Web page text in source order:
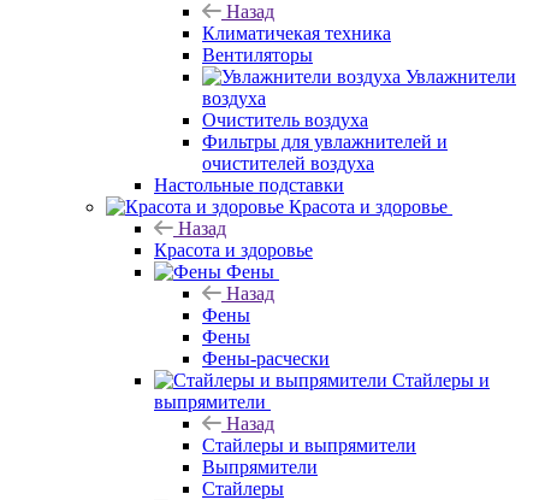
Назад
Климатичекая техника
Вентиляторы
Увлажнители
воздуха
Очиститель воздуха
Фильтры для увлажнителей и
очистителей воздуха
Настольные подставки
Красота и здоровье
Назад
Красота и здоровье
Фены
Назад
Фены
Фены
Фены-расчески
Стайлеры и
выпрямители
Назад
Стайлеры и выпрямители
Выпрямители
Стайлеры